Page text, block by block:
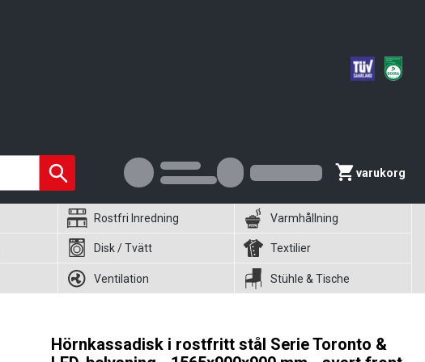
varukorg
Rostfri Inredning Varmhållning
Disk / Tvätt Textilier
Ventilation Stühle & Tische
Hörnkassadisk i rostfritt stål Serie Toronto &